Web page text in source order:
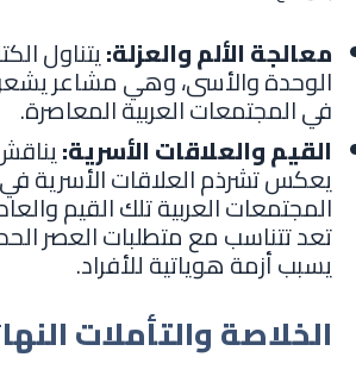
معالجة الألم والعزلة:يتناول
الوحدة والأسى، وهي مشاعر يشعر
في المجتمعات العربية المعاصرة.
القيم والعلاقات الأسرية:
يعكس تشرذم العلاقات الأسرية
المجتمعات العربية تلك القيم
تعد تتناسب مع متطلبات العصر
يسبب أزمة هوياتية للأفراد.
الخلاصة والتأملات